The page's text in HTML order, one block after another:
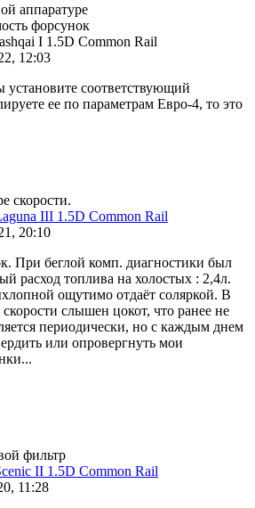
аппаратуре
форсунок
I 1.5D Common Rail
, 12:03
соответствующий
ее по параметрам Евро-4, то это
скорости.
III 1.5D Common Rail
, 20:10
При беглой комп. диагностики был
расход топлива на холостых : 2,4л.
ощутимо отдаёт соляркой. В
слышен цокот, что ранее не
периодически, но с каждым днем
или опровергнуть мои
фильтр
II 1.5D Common Rail
, 11:28